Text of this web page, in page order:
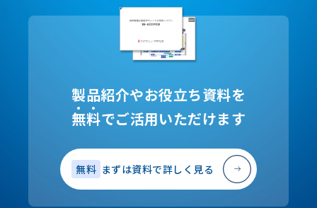
製品紹介やお役立ち資料を
無料でご活用いただけます
無料 まずは資料で詳しく見る